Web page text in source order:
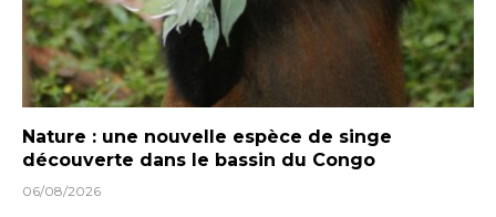
Nature : une nouvelle espèce de singe
découverte dans le bassin du Congo
06/08/2026